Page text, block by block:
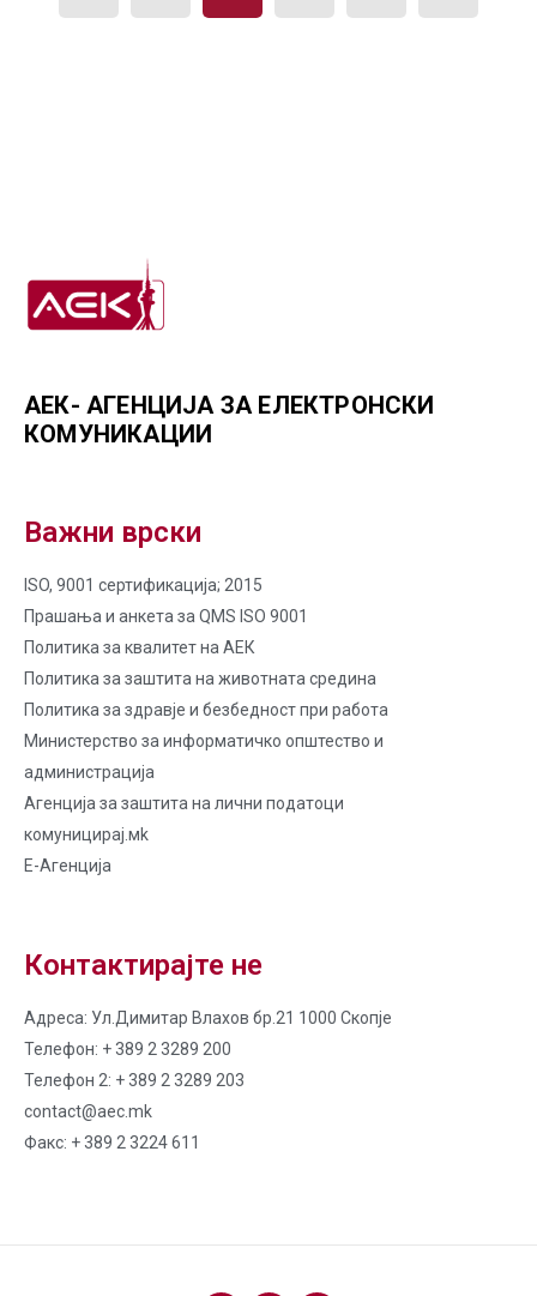
АЕК- АГЕНЦИЈА ЗА ЕЛЕКТРОНСКИ
КОМУНИКАЦИИ
Важни врски
ISO, 9001 сертификација; 2015
Прашања и анкета за QMS ISO 9001
Политика за квалитет на AЕК
Политика за заштита на животната средина
Политика за здравје и безбедност при работа
Министерство за информатичко општество и
администрација
Агенција за заштита на лични податоци
комуницирај.мk
Е-Агенција
Контактирајте не
Адреса: Ул.Димитар Влахов бр.21 1000 Скопје
Телефон: + 389 2 3289 200
Телефон 2: + 389 2 3289 203
contact@aec.mk
Факс: + 389 2 3224 611